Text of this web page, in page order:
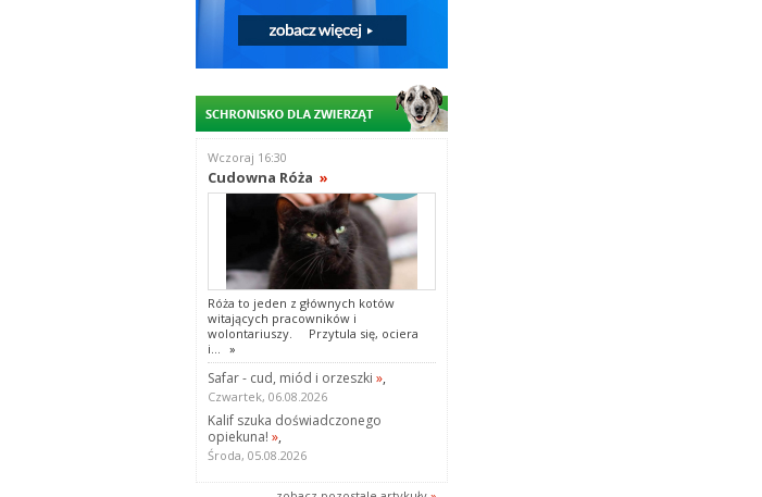
Wczoraj 16:30
Cudowna Róża »
Róża to jeden z głównych kotów
witających pracowników i
wolontariuszy. Przytula się, ociera
i... »
Safar - cud, miód i orzeszki »,
Czwartek, 06.08.2026
Kalif szuka doświadczonego
opiekuna! »,
Środa, 05.08.2026